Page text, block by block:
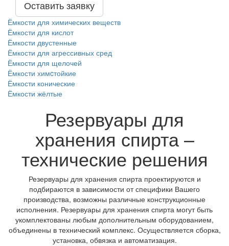
Оставить заявку
Ёмкости для химических веществ
Ёмкости для кислот
Ёмкости двустенные
Ёмкости для агрессивных сред
Ёмкости для щелочей
Ёмкости химcтойкие
Ёмкости конические
Ёмкости жёлтые
Резервуары для
хранения спирта –
технические решения
Резервуары для хранения спирта проектируются и
подбираются в зависимости от специфики Вашего
производства, возможны различные конструкционные
исполнения. Резервуары для хранения спирта могут быть
укомплектованы любым дополнительным оборудованием,
объединены в технический комплекс. Осуществляется сборка,
установка, обвязка и автоматизация.